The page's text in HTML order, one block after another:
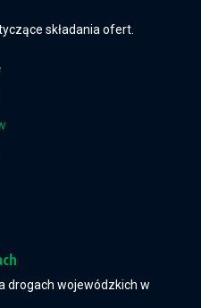
składania ofert.
drogach wojewódzkich w